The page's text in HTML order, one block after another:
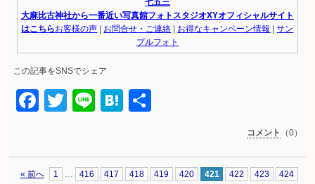
大麻比古神社から一番近い写真館フォトスタジオXYオフィシャルサイト
はこちらお客様の声 | お問合せ・ご連絡 | お得なキャンペーン情報 |サン
プルフォト
この記事をSNSでシェア
Facebook
Twitter
LineHatena
コメント （0）
« 前へ 1 416 417 418 419 420 421 422 423 424